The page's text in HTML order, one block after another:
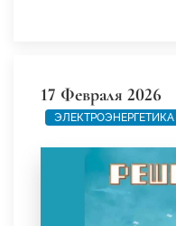
17 Февраля 2026
ЭЛЕКТРОЭНЕРГЕТИКА